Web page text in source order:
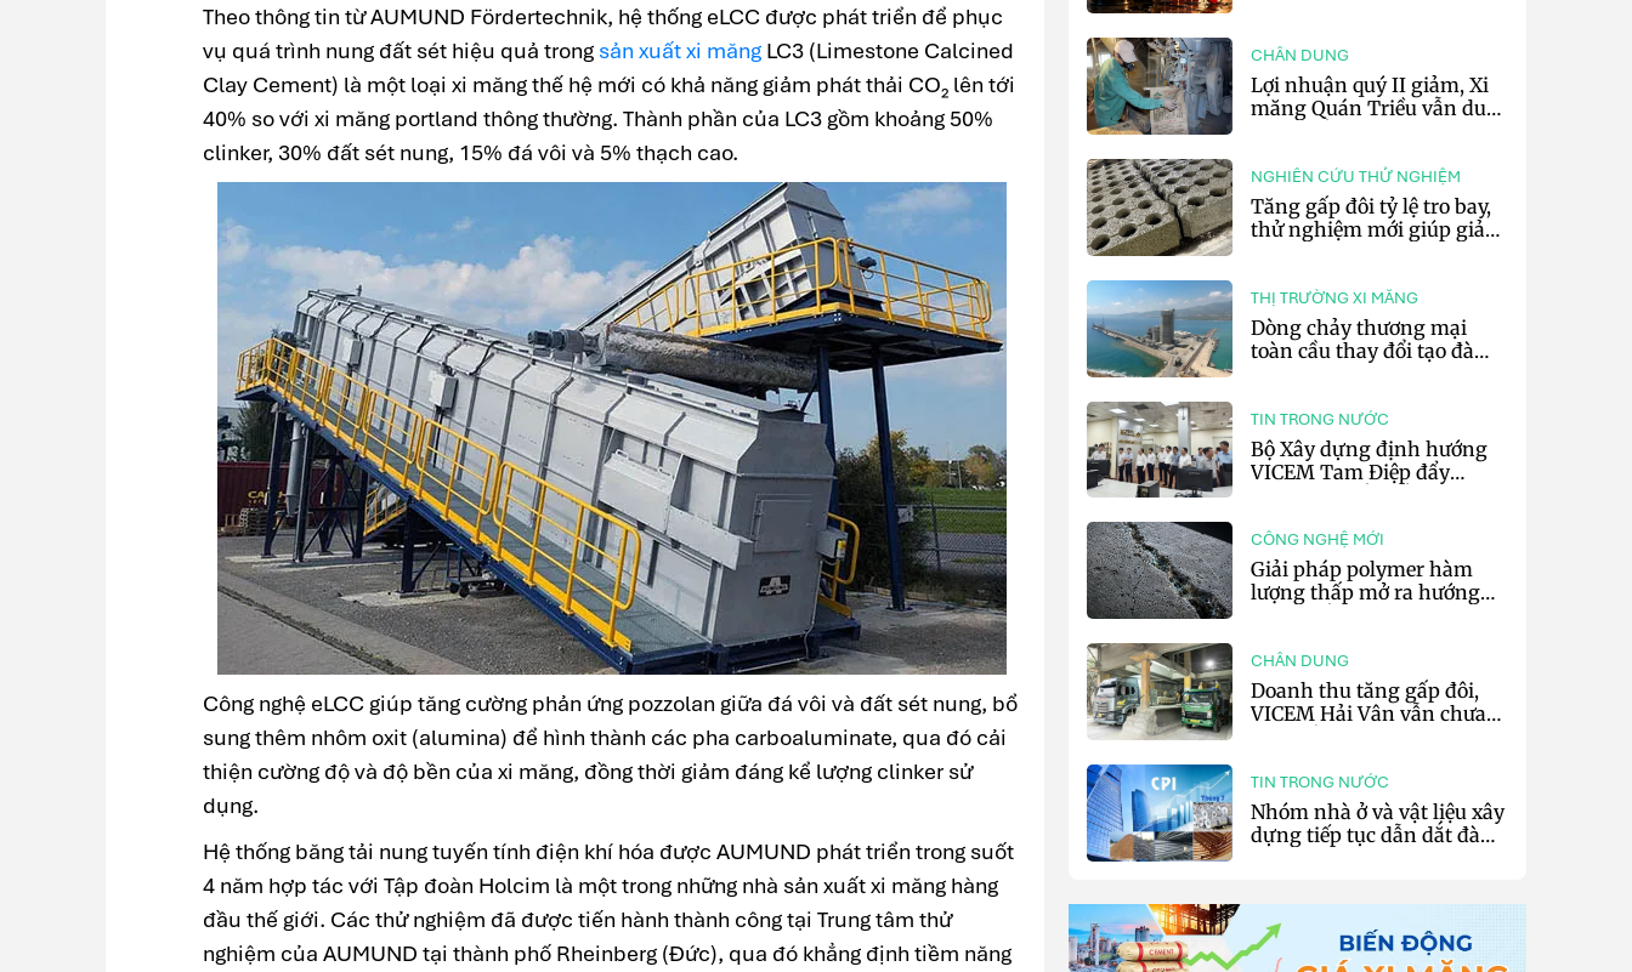
Theo thông tin từ AUMUND Fördertechnik, hệ thống eLCC được phát triển để phục
vụ quá trình nung đất sét hiệu quả trong sản xuất xi măng LC3 (Limestone Calcined
Clay Cement) là một loại xi măng thế hệ mới có khả năng giảm phát thải CO₂ lên tới
40% so với xi măng portland thông thường. Thành phần của LC3 gồm khoảng 50%
clinker, 30% đất sét nung, 15% đá vôi và 5% thạch cao.
Công nghệ eLCC giúp tăng cường phản ứng pozzolan giữa đá vôi và đất sét nung, bổ
sung thêm nhôm oxit (alumina) để hình thành các pha carboaluminate, qua đó cải
thiện cường độ và độ bền của xi măng, đồng thời giảm đáng kể lượng clinker sử
dụng.
Hệ thống băng tải nung tuyến tính điện khí hóa được AUMUND phát triển trong suốt
4 năm hợp tác với Tập đoàn Holcim là một trong những nhà sản xuất xi măng hàng
đầu thế giới. Các thử nghiệm đã được tiến hành thành công tại Trung tâm thử
nghiệm của AUMUND tại thành phố Rheinberg (Đức), qua đó khẳng định tiềm năng
CHÂN DUNG
Lợi nhuận quý II giảm, Xi
măng Quán Triều vẫn duy
NGHIÊN CỨU THỬ NGHIỆM
Tăng gấp đôi tỷ lệ tro bay,
thử nghiệm mới giúp giảm
THỊ TRƯỜNG XI MĂNG
Dòng chảy thương mại
toàn cầu thay đổi tạo đà
TIN TRONG NƯỚC
Bộ Xây dựng định hướng
VICEM Tam Điệp đẩy
CÔNG NGHỆ MỚI
Giải pháp polymer hàm
lượng thấp mở ra hướng
CHÂN DUNG
Doanh thu tăng gấp đôi,
VICEM Hải Vân vẫn chưa
TIN TRONG NƯỚC
Nhóm nhà ở và vật liệu xây
dựng tiếp tục dẫn dắt đà